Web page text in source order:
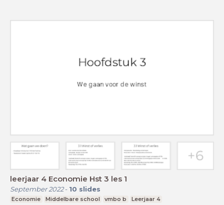
leerjaar 4 Economie Hst 3 les 1
September 2022- 10 slides
Economie Middelbare school vmbo b Leerjaar 4